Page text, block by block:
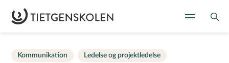
Kommunikation Ledelse og projektledelse